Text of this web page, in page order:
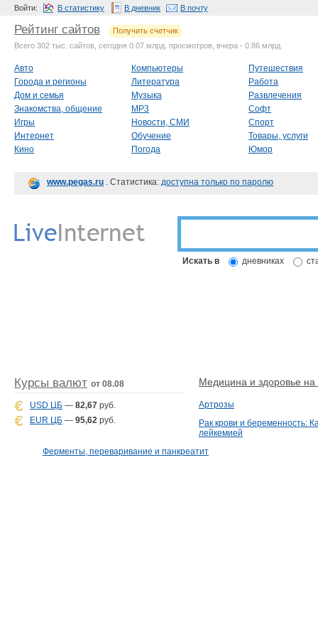
Войти: В статистику В дневник В почту
Рейтинг сайтов
Получить счетчик
Всего 302 тыс. сайтов, сегодня 0.07 млрд. просмотров, вчера - 0.86 млрд.
Авто
Города и регионы
Дом и семья
Знакомства, общение
Игры
Интернет
Кино
Компьютеры
Литература
Музыка
MP3
Новости, СМИ
Обучение
Погода
Путешествия
Работа
Развлечения
Софт
Спорт
Товары, услуги
Юмор
www.pegas.ru . Статистика: доступна только по паролю
Искать в дневниках
Курсы валют от 08.08
USD ЦБ — 82,67 руб.
EUR ЦБ — 95,62 руб.
Медицина и здоровье на
Артрозы
Рак крови и беременность:
лейкемией
Ферменты, переваривание и панкреатит